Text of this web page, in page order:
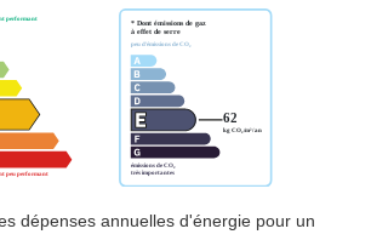
dépenses annuelles d'énergie pour un